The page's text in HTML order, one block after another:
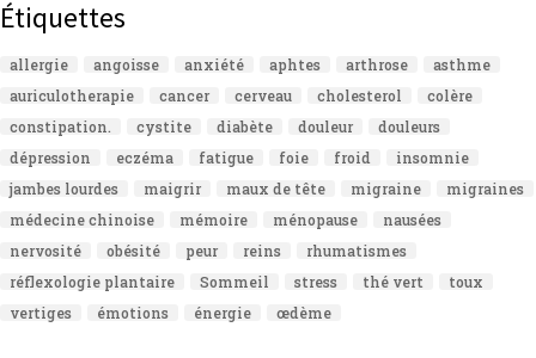
Étiquettes
allergie angoisse anxiété aphtes arthrose
asthme
auriculotherapie
cancer cerveau cholesterol
colère
constipation.
cystite diabète douleur
douleurs
dépression
eczéma fatigue foie froid
insomnie
jambes lourdes
maigrir maux de tête migraine
migraines
médecine chinoise
mémoire ménopause
nausées
nervosité
obésité peur reins
rhumatismes
réflexologie plantaire
Sommeil stress thé vert
toux
vertiges
émotions énergie œdème